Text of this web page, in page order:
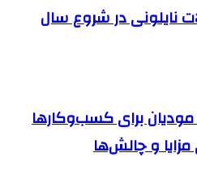
نایلونی در شروع سال
مودیان برای کسب‌وکارها
و چالش‌ها